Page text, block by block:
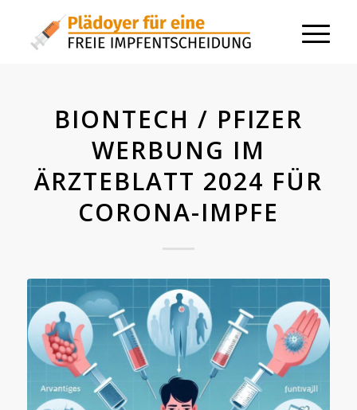
BIONTECH / PFIZER
WERBUNG IM
ÄRZTEBLATT 2024 FÜR
CORONA-IMPFE